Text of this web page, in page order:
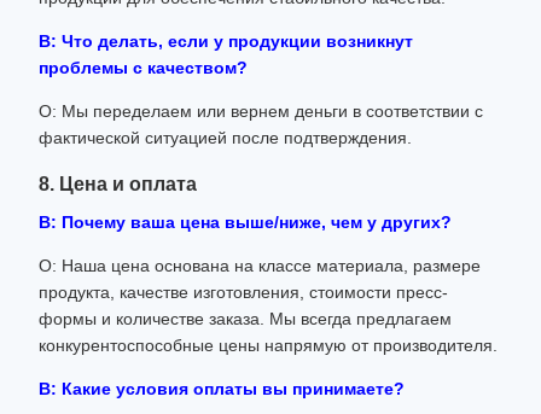
В: Что делать, если у продукции возникнут
проблемы с качеством?
О: Мы переделаем или вернем деньги в соответствии с
фактической ситуацией после подтверждения.
8. Цена и оплата
В: Почему ваша цена выше/ниже, чем у других?
О: Наша цена основана на классе материала, размере
продукта, качестве изготовления, стоимости пресс-
формы и количестве заказа. Мы всегда предлагаем
конкурентоспособные цены напрямую от производителя.
В: Какие условия оплаты вы принимаете?